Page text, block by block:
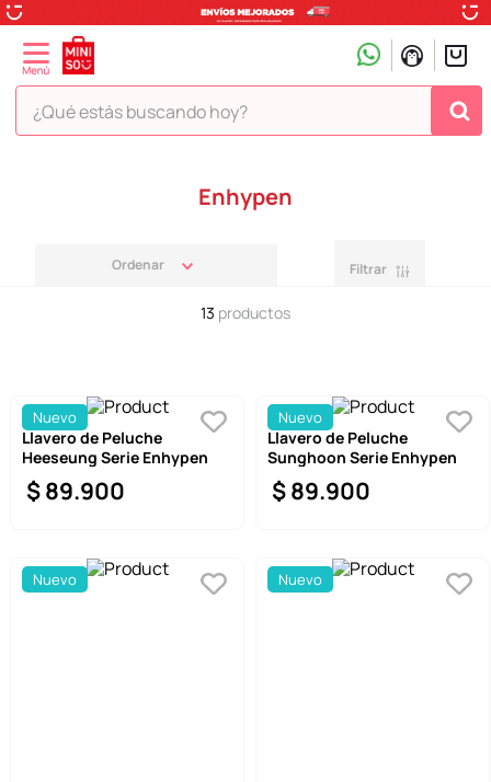
¿Qué estás buscando hoy?
Enhypen
Filtrar
13 productos
Nuevo
Llavero de Peluche
Heeseung Serie Enhypen
$89.900
Nuevo
Llavero de Peluche
Sunghoon Serie Enhypen
$89.900
Nuevo Nuevo
6.
disney
7.
toy story
8.
termos
league of legends